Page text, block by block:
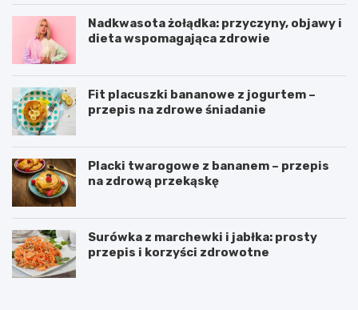
Nadkwasota żołądka: przyczyny, objawy i
dieta wspomagająca zdrowie
Fit placuszki bananowe z jogurtem –
przepis na zdrowe śniadanie
Placki twarogowe z bananem – przepis
na zdrową przekąskę
Surówka z marchewki i jabłka: prosty
przepis i korzyści zdrowotne